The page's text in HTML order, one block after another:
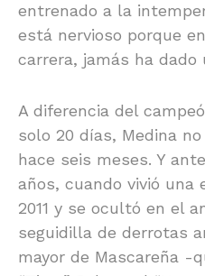
entrenado a la
está nervioso porque
carrera, jamás ha dado
A diferencia del
solo 20 días, Medina
hace seis meses. Y
años, cuando vivió una
2011 y se ocultó en el
seguidilla de derrotas
mayor de Mascareña -